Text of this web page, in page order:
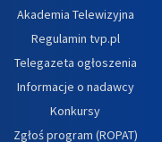
Akademia Telewizyjna
Regulamin tvp.pl
Telegazeta ogłoszenia
Informacje o nadawcy
Konkursy
Zgłoś program (ROPAT)